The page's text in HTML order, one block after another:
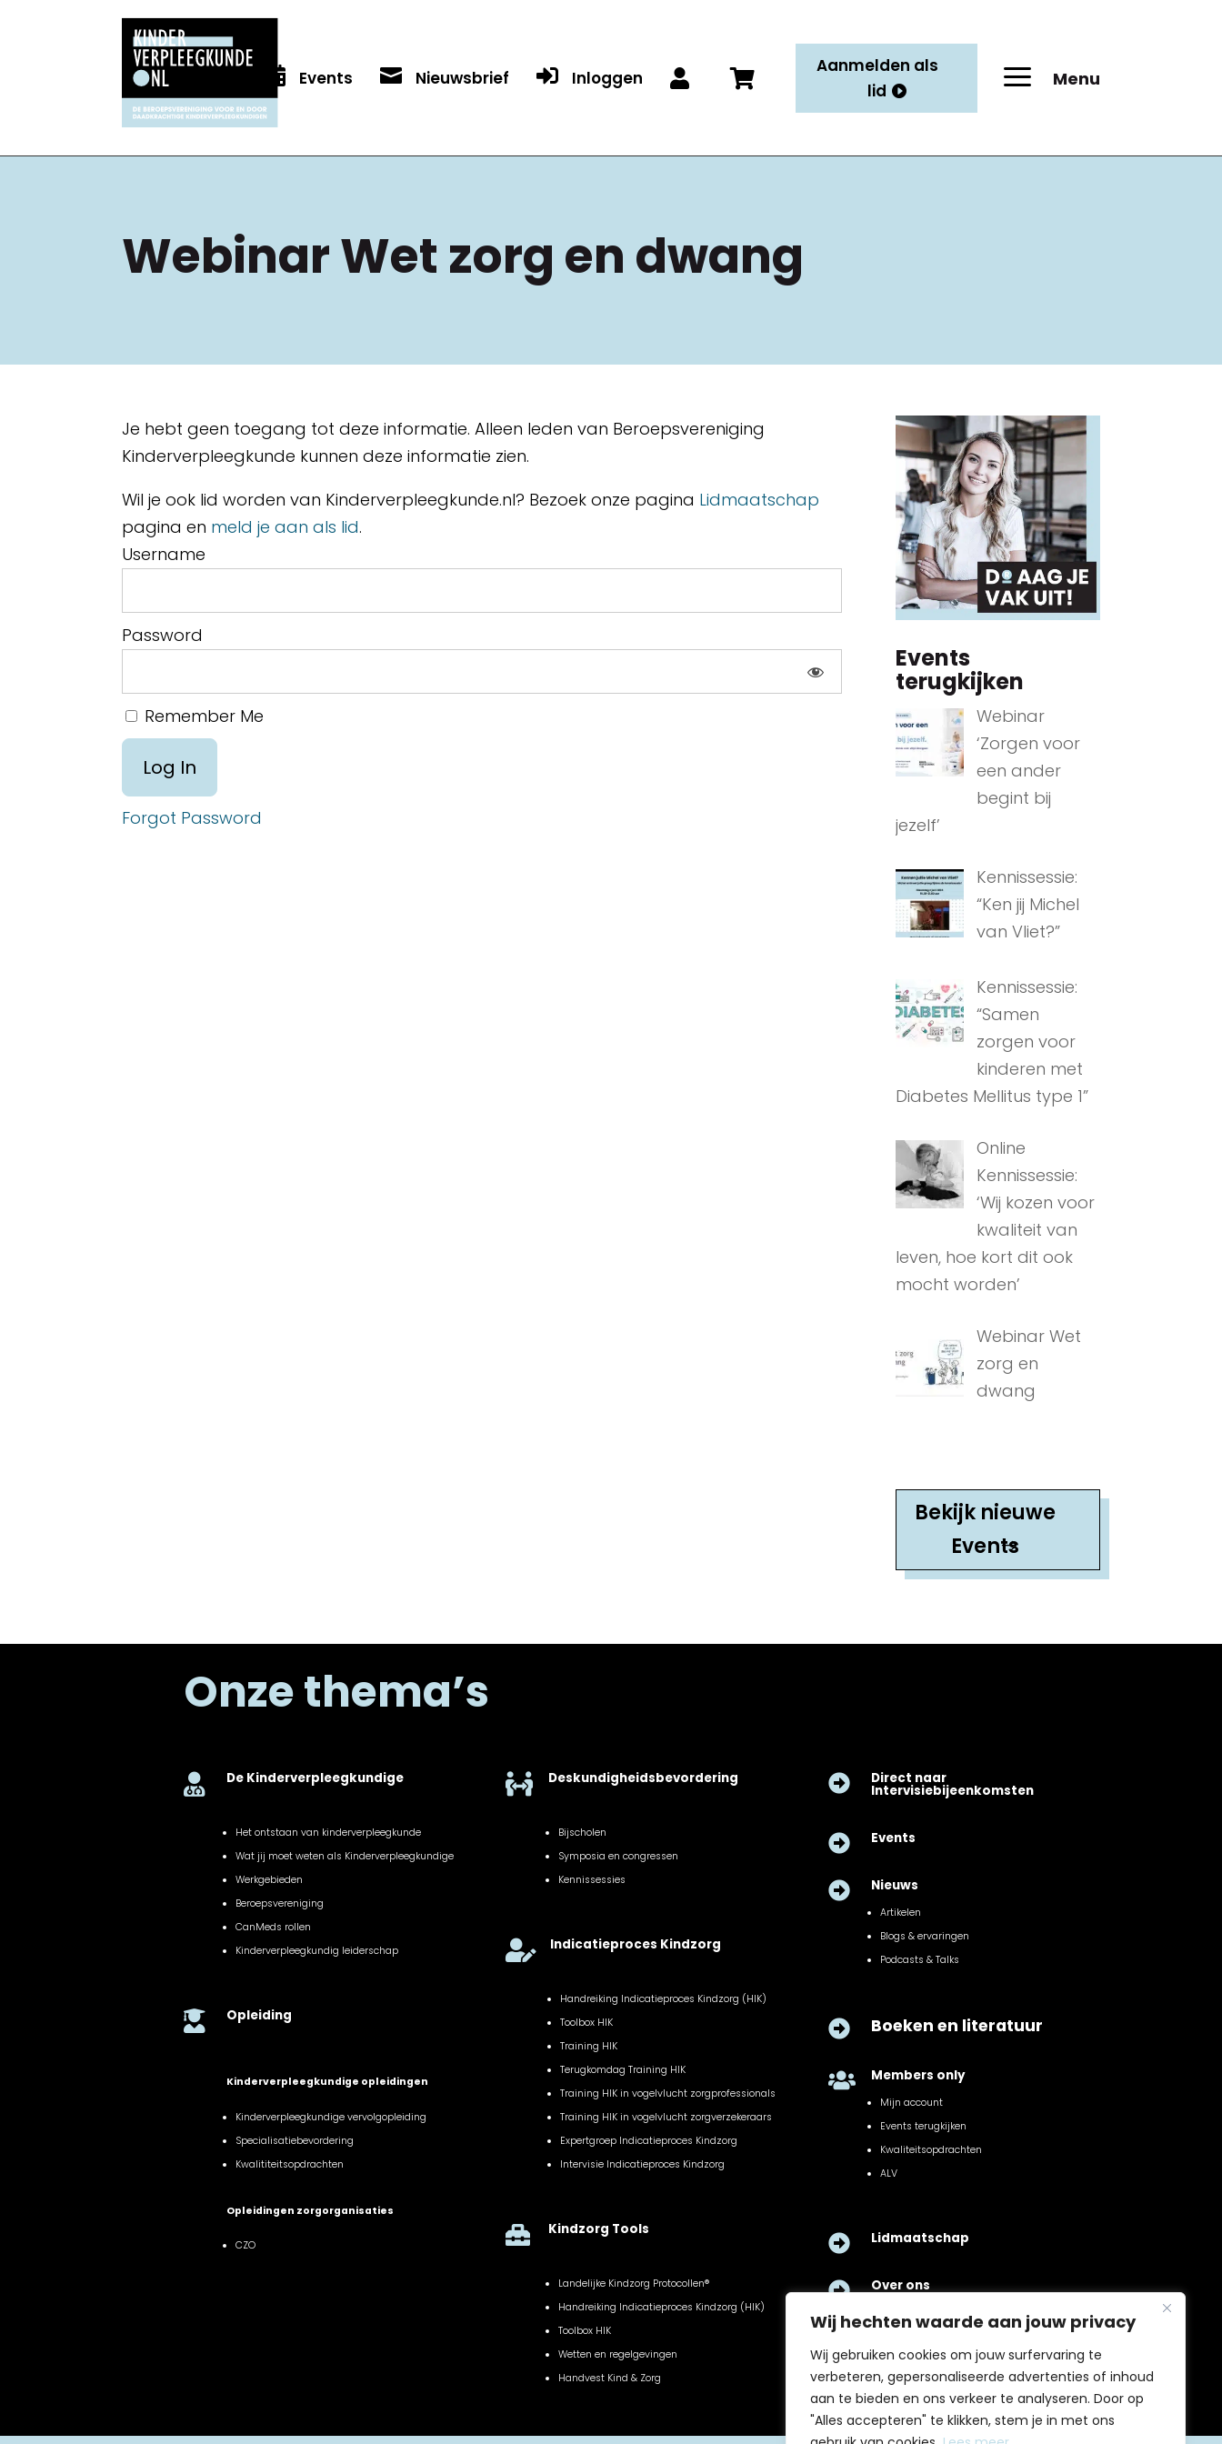
Wij hechten waarde aan jouw privacy
Wij gebruiken cookies om jouw surfervaring te
verbeteren, gepersonaliseerde advertenties of inhoud
aan te bieden en ons verkeer te analyseren. Door op
"Alles accepteren" te klikken, stem je in met ons
 Events  Nieuwsbrief  Inloggen  
Aanmelden als
lid
a Menu
Webinar Wet zorg en dwang
Je hebt geen toegang tot deze informatie. Alleen leden van Beroepsvereniging
Kinderverpleegkunde kunnen deze informatie zien.
Wil je ook lid worden van Kinderverpleegkunde.nl? Bezoek onze pagina Lidmaatschap
pagina en meld je aan als lid.
Username
Password
Remember Me
Forgot Password
Events
terugkijken
Webinar
‘Zorgen voor
een ander
begint bij
jezelf’
Kennissessie:
“Ken jij Michel
van Vliet?”
Kennissessie:
“Samen
zorgen voor
kinderen met
Diabetes Mellitus type 1”
Online
Kennissessie:
‘Wij kozen voor
kwaliteit van
leven, hoe kort dit ook
mocht worden’
Webinar Wet
zorg en
dwang
Bekijk nieuwe
Events
Onze thema’s
 De Kinderverpleegkundige
Het ontstaan van kinderverpleegkunde
Wat jij moet weten als Kinderverpleegkundige
Werkgebieden
Beroepsvereniging
CanMeds rollen
Kinderverpleegkundig leiderschap
 Opleiding
Kinderverpleegkundige opleidingen
Kinderverpleegkundige vervolgopleiding
Specialisatiebevordering
Kwalititeitsopdrachten
Opleidingen zorgorganisaties
CZO
 Deskundigheidsbevordering
Bijscholen
Symposia en congressen
Kennissessies
 Indicatieproces Kindzorg
Handreiking Indicatieproces Kindzorg (HIK)
Toolbox HIK
Training HIK
Terugkomdag Training HIK
Training HIK in vogelvlucht zorgprofessionals
Training HIK in vogelvlucht zorgverzekeraars
Expertgroep Indicatieproces Kindzorg
Intervisie Indicatieproces Kindzorg
 Kindzorg Tools
Landelijke Kindzorg Protocollen®
Handreiking Indicatieproces Kindzorg (HIK)
Toolbox HIK
Wetten en regelgevingen
Handvest Kind & Zorg
 Direct naar
Intervisiebijeenkomsten
 Events
 Nieuws
Artikelen
Blogs & ervaringen
Podcasts & Talks
 Boeken en literatuur
 Members only
Mijn account
Events terugkijken
Kwaliteitsopdrachten
ALV
 Lidmaatschap
 Over ons
 Contact